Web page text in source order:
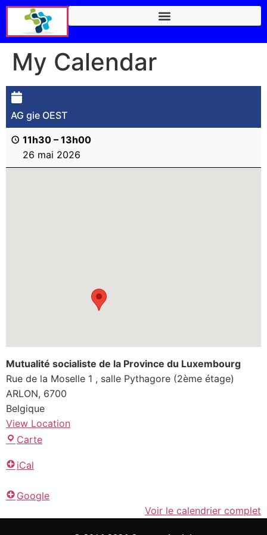
My Calendar
AG gie OEST
11h30 – 13h00
26 mai 2026
Mutualité socialiste de la Province du Luxembourg
Rue de la Moselle 1
salle Pythagore (2ème étage)
ARLON, 6700
Belgique
View Location
Carte
iCal
Google
Voir le calendrier complet